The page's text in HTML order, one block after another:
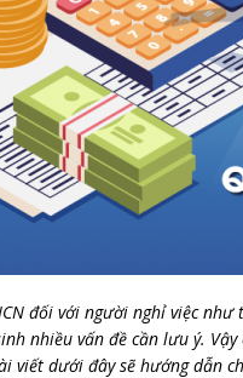
đối với người nghỉ việc
nhiều vấn đề cần lưu ý.
viết dưới đây sẽ hướng dẫn